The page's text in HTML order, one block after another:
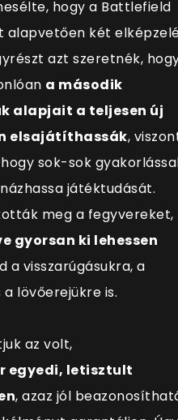
hogy a Battlefield
két
azt szeretnék,
a második
alapjait a teljesen új
elsajátíthassák,
sok-sok
játéktudását.
meg a fegyvereket,
gyorsan ki lehessen
a visszarúgásukra, a
lövőerejükre is.
az volt,
egyedi, letisztult
, azaz jól